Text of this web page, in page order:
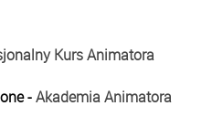
Kurs Animatora
-Akademia Animatora